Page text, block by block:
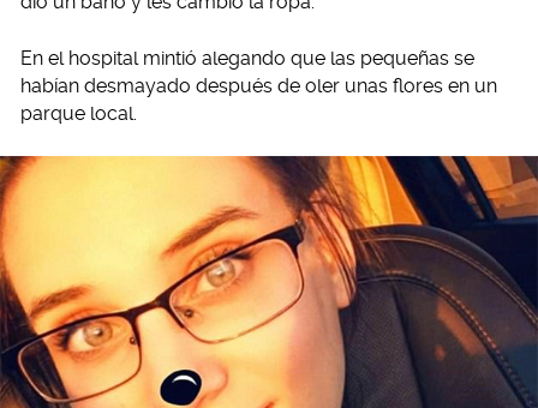
En el hospital mintió alegando que las pequeñas se
habían desmayado después de oler unas flores en un
parque local.